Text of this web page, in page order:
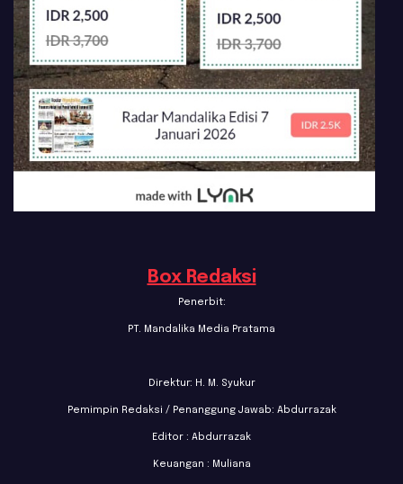
Box Redaksi
Penerbit:
PT. Mandalika Media Pratama
Direktur: H. M. Syukur
Pemimpin Redaksi / Penanggung Jawab: Abdurrazak
Editor : Abdurrazak
Keuangan : Muliana